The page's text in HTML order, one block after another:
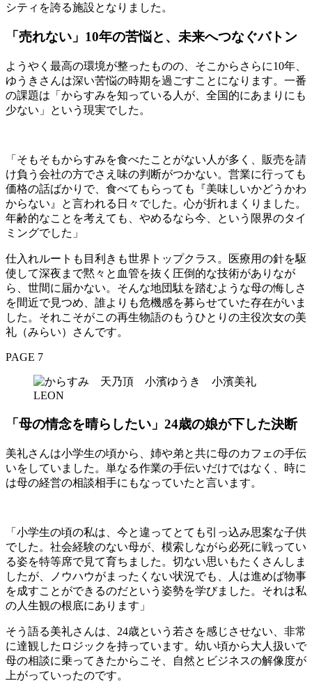
シティを誇る施設となりました。
「売れない」10年の苦悩と、未来へつなぐバトン
ようやく最高の環境が整ったものの、そこからさらに10年、
ゆうきさんは深い苦悩の時期を過ごすことになります。一番
の課題は「からすみを知っている人が、全国的にあまりにも
少ない」という現実でした。
「そもそもからすみを食べたことがない人が多く、販売を請
け負う会社の方でさえ味の判断がつかない。営業に行っても
価格の話ばかりで、食べてもらっても『美味しいかどうかわ
からない』と言われる日々でした。心が折れまくりました。
年齢的なことを考えても、やめるなら今、という限界のタイ
ミングでした」
仕入れルートも目利きも世界トップクラス。医療用の針を駆
使して深夜まで黙々と血管を抜く圧倒的な技術がありなが
ら、世間に届かない。そんな地団駄を踏むような母の悔しさ
を間近で見つめ、誰よりも危機感を募らせていた存在がいま
した。それこそがこの再生物語のもうひとりの主役次女の美
礼（みらい）さんです。
PAGE 7
「母の情念を晴らしたい」24歳の娘が下した決断
美礼さんは小学生の頃から、姉や弟と共に母のカフェの手伝
いをしていました。単なる作業の手伝いだけではなく、時に
は母の経営の相談相手にもなっていたと言います。
「小学生の頃の私は、今と違ってとても引っ込み思案な子供
でした。社会経験のない母が、模索しながら必死に戦ってい
る姿を特等席で見て育ちました。切ない思いもたくさんしま
したが、ノウハウがまったくない状況でも、人は進めば物事
を成すことができるのだという姿勢を学びました。それは私
の人生観の根底にあります」
そう語る美礼さんは、24歳という若さを感じさせない、非常
に達観したロジックを持っています。幼い頃から大人扱いで
母の相談に乗ってきたからこそ、自然とビジネスの解像度が
上がっていったのです。